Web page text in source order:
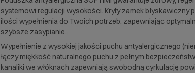
systemowi regulacji wysokości. Kryty zamek
ilości wypełnienia do Twoich potrzeb, zapewniając
szybsze zasypianie.
Wypełnienie z wysokiej jakości puchu antyalergicznego
łączy miękkość naturalnego puchu z pełnym
kanaliki we włóknach zapewniają swobodną cyrkulację